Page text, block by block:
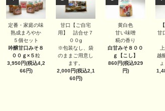
定番・家庭の味
熟成まろやか
５個セット
吟醸甘口みそ８
００ｇ×５粒
3,950円(税込4,2
66円)
甘口【ご自宅
用】 詰合せ７
００g
※包装なし、袋
のままご用意し
ます。
2,000円(税込2,1
60円)
黄白色
甘い味噌
糀の香り
白甘みそ８００
ｇ
【こし】
860円(税込929
円)
甘
越